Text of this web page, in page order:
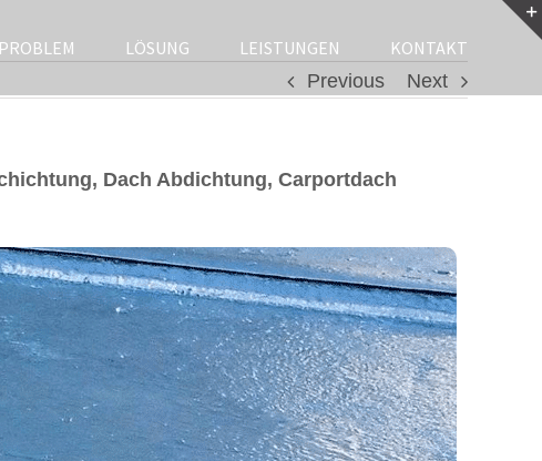
PROBLEM LÖSUNG LEISTUNGEN
KONTAKT
Previous
Next
Dach Abdichtung, Carportdach